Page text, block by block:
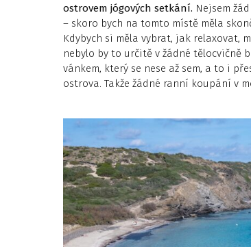
ostrovem jógových setkání. Nejsem
– skoro bych na tomto místě měla
Kdybych si měla vybrat, jak relaxovat,
nebylo by to určitě v žádné tělocvičně
vánkem, který se nese až sem, a to i
ostrova. Takže žádné ranní koupání v